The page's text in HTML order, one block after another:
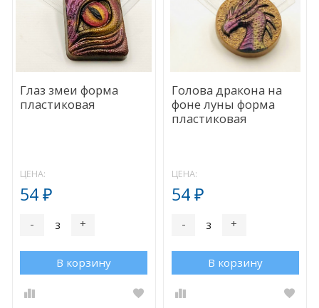
Глаз змеи форма
пластиковая
ЦЕНА:
54₽
- +
В корзину
Голова дракона на
фоне луны форма
пластиковая
ЦЕНА:
54 ₽
- +
В корзину